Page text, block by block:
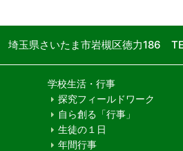
玉県さいたま市岩槻区徳力186
学校生活・行事
探究フィールドワーク
自ら創る「行事」
生徒の１日
年間行事